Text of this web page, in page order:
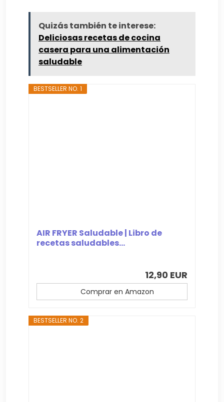
Quizás también te interese:
Deliciosas recetas de cocina
casera para una alimentación
saludable
BESTSELLER NO. 1
AIR FRYER Saludable | Libro de
recetas saludables...
12,90 EUR
Comprar en Amazon
BESTSELLER NO. 2